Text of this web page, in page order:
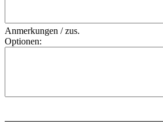
Anmerkungen / zus.
Optionen: